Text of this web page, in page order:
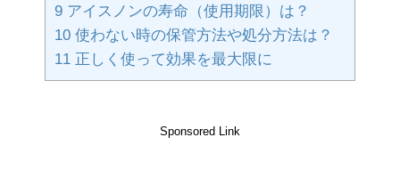
9 アイスノンの寿命（使用期限）は？
10 使わない時の保管方法や処分方法は？
11 正しく使って効果を最大限に
Sponsored Link